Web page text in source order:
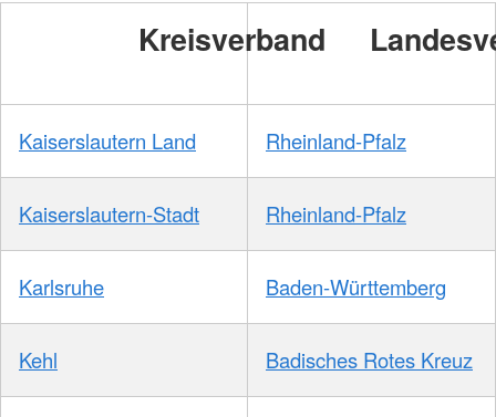
Kreisverband
Kaiserslautern Land Rheinland-Pfalz
Kaiserslautern-Stadt Rheinland-Pfalz
Karlsruhe Baden-Württemberg
Kehl Badisches Rotes Kreuz